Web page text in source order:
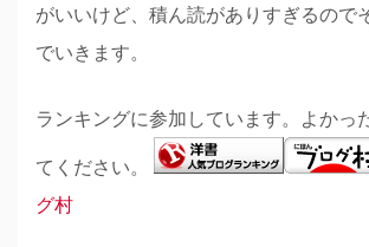
がいいけど、積ん読がありすぎるので
でいきます。
ランキングに参加しています。よかっ
てください。
グ村